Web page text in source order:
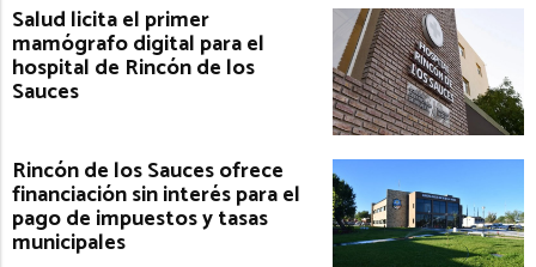
Salud licita el primer
mamógrafo digital para el
hospital de Rincón de los
Sauces
Rincón de los Sauces ofrece
financiación sin interés para el
pago de impuestos y tasas
municipales